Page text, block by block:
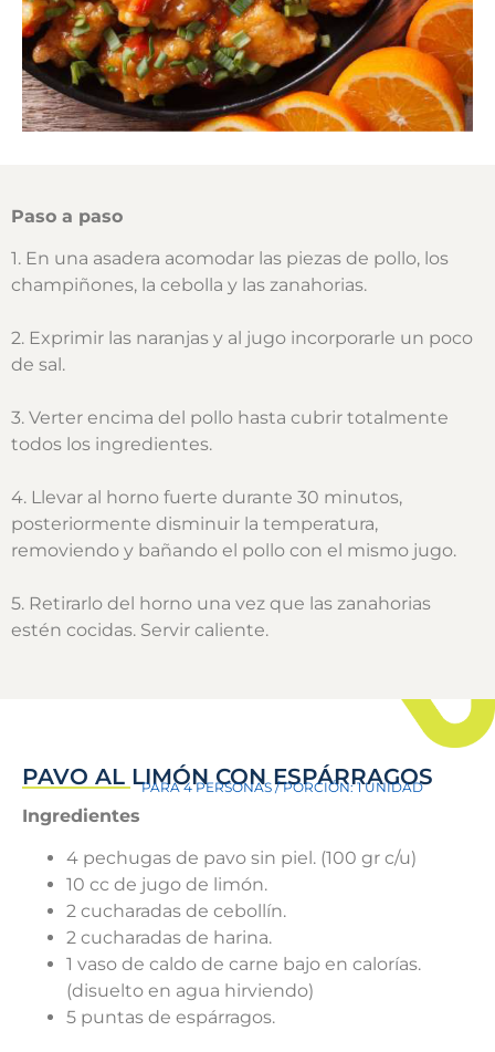
Paso a paso
1. En una asadera acomodar las piezas de pollo, los
champiñones, la cebolla y las zanahorias.
2. Exprimir las naranjas y al jugo incorporarle un poco
de sal.
3. Verter encima del pollo hasta cubrir totalmente
todos los ingredientes.
4. Llevar al horno fuerte durante 30 minutos,
posteriormente disminuir la temperatura,
removiendo y bañando el pollo con el mismo jugo.
5. Retirarlo del horno una vez que las zanahorias
estén cocidas. Servir caliente.
PAVO AL LIMÓN CON ESPÁRRAGOS
PARA 4 PERSONAS / PORCIÓN: 1 UNIDAD
Ingredientes
4 pechugas de pavo sin piel. (100 gr c/u)
10 cc de jugo de limón.
2 cucharadas de cebollín.
2 cucharadas de harina.
1 vaso de caldo de carne bajo en calorías.
(disuelto en agua hirviendo)
5 puntas de espárragos.